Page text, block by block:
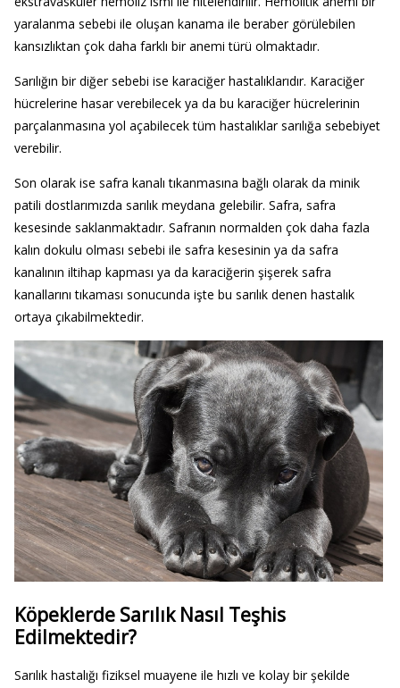
yaralanma sebebi ile oluşan kanama ile beraber görülebilen
kansızlıktan çok daha farklı bir anemi türü olmaktadır.
Sarılığın bir diğer sebebi ise karaciğer hastalıklarıdır. Karaciğer
hücrelerine hasar verebilecek ya da bu karaciğer hücrelerinin
parçalanmasına yol açabilecek tüm hastalıklar sarılığa sebebiyet
verebilir.
Son olarak ise safra kanalı tıkanmasına bağlı olarak da minik
patili dostlarımızda sarılık meydana gelebilir. Safra, safra
kesesinde saklanmaktadır. Safranın normalden çok daha fazla
kalın dokulu olması sebebi ile safra kesesinin ya da safra
kanalının iltihap kapması ya da karaciğerin şişerek safra
kanallarını tıkaması sonucunda işte bu sarılık denen hastalık
ortaya çıkabilmektedir.
Köpeklerde Sarılık Nasıl Teşhis
Edilmektedir?
Sarılık hastalığı fiziksel muayene ile hızlı ve kolay bir şekilde